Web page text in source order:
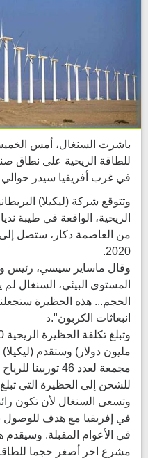
باشرت السنغال، أمس
للطاقة الريحية على نطاق
في غرب أفريقيا سيدر حوالي
وتتوقع شركة (ليكيلا)
2020.
وقال ماساير سيسي، رئيس
المستوى البيئي، السنغال
انبعاثات الكربون".د
مليون دولار) وستقدم
مجمعة لعدد 46
للشحن إلى الحظيرة التي تبلغ
وتسعى السنغال لأن تكون
في الأعوام المقبلة.
مشرع اخر أصغر حجما للطاقة